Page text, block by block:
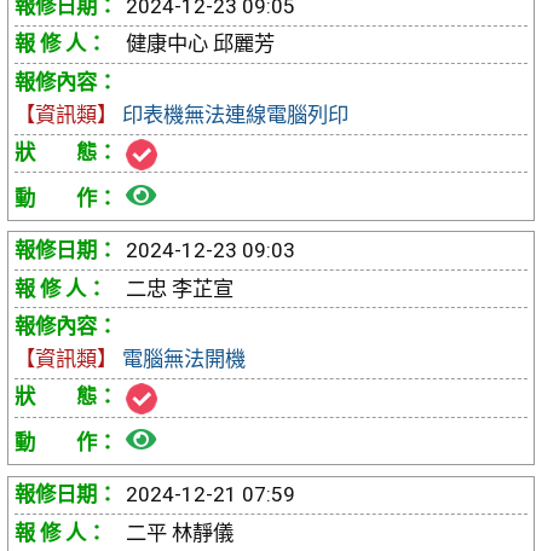
報
單
2024-12-23 09:05
健康中心 邱麗芳
【資訊類】 印表機無法連線電腦列印
檢
視
報
單
2024-12-23 09:03
二忠 李芷宣
【資訊類】 電腦無法開機
檢
視
報
2024-12-21 07:59
二平 林靜儀